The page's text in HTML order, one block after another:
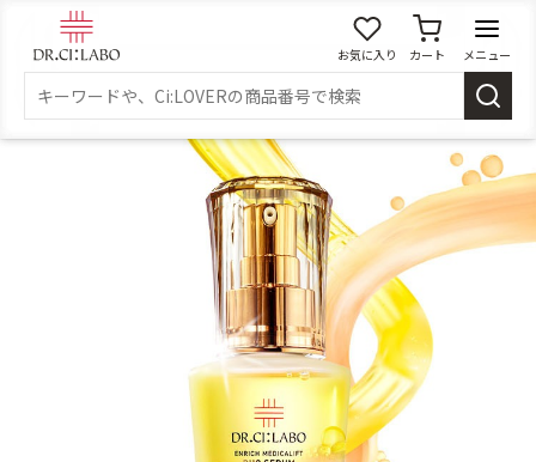
お気に入り カート メニュー
洗顔
角質・導入美容液 化粧水